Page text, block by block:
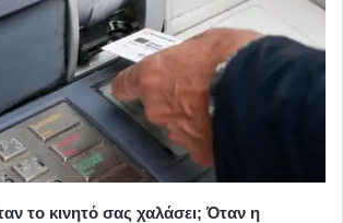
το κινητό σας χαλάσει; Όταν η